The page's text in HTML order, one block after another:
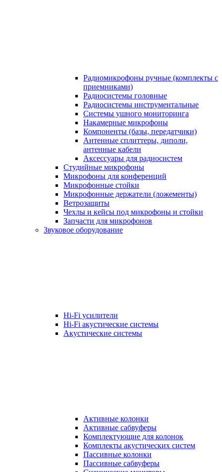
Радиомикрофоны ручные (комплекты с
приемниками)
Радиосистемы головные
Радиосистемы инструментальные
Системы ушного мониторинга
Накамерные микрофоны
Компоненты (базы, передатчики)
Антенные сплиттеры, диполи,
антенные кабели
Аксесcуары для радиосистем
Студийные микрофоны
Микрофоны для конференций
Микрофонные стойки
Микрофонные держатели (ложементы)
Ветрозащиты
Чехлы и кейсы под микрофоны и стойки
Запчасти для микрофонов
Звуковое оборудование
Hi-Fi усилители
Hi-Fi акустические системы
Акустические системы
Активные колонки
Активные сабвуферы
Комплектующие для колонок
Комплекты акустических систем
Пассивные колонки
Пассивные сабвуферы